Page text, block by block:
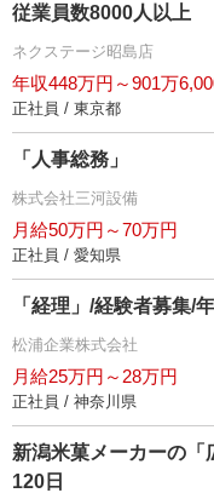
従業員数8000人以上
ネクステージ昭島店
年収448万円～901万
正社員 / 東京都
「人事総務」
株式会社三河設備
月給50万円～70万円
正社員 / 愛知県
「経理」/経験者募集/
松浦企業株式会社
月給25万円～28万円
正社員 / 神奈川県
新潟米菓メーカーの「
120日